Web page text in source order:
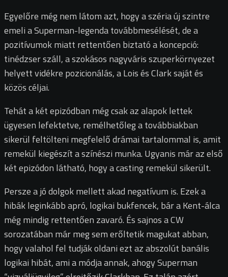
Egyelőre még nem látom azt, hogy a széria új szintre
emeli a Superman-legenda továbbmesélését, de a
pozitívumok miatt rettentően biztató a koncepció:
tinédzser száll, a szokásos nagyváris szuperkörnyezet
helyett vidékre pozicionálás, a Lois és Clark saját és
közös céljai.
Tehát a két epizódban még csak az alapok lettek
ügyesen lefektetve, remélhetőleg a továbbiakban
sikerül feltölteni megfelelő drámai tartalommal is, amit
remekül kiegészít a színészi munka. Ugyanis már az első
két epizódon látható, hogy a casting remekül sikerült.
Persze a jó dolgok mellett akad negatívum is. Ezek a
hibák leginkább apró, logikai bukfencek, bár a Kent-álca
még mindig rettentően zavaró. És sajnos a CW
sorozatában már meg sem erőltetik magukat abban,
hogy valahol fel tudják oldani ezt az abszolút banális
logikai hibát, ami a módja annak, ahogy Superman